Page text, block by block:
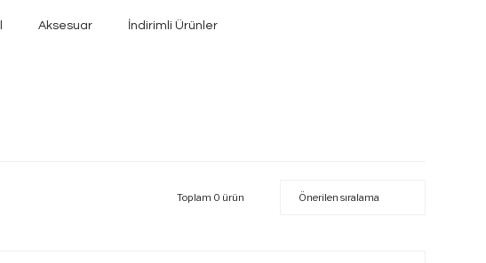
Aksesuar İndirimli Ürünler
Toplam 0 ürün